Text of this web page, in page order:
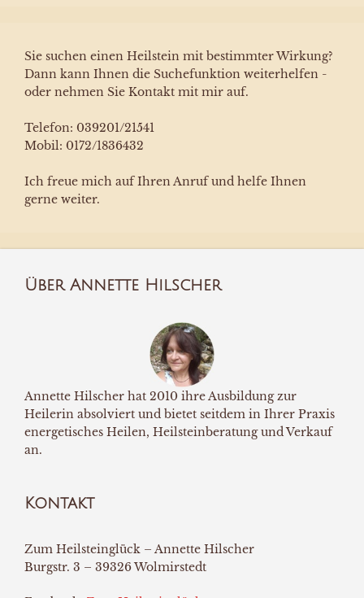
Sie suchen einen Heilstein mit bestimmter Wirkung?
Dann kann Ihnen die Suchefunktion weiterhelfen -
oder nehmen Sie Kontakt mit mir auf.
Telefon: 039201/21541
Mobil: 0172/1836432
Ich freue mich auf Ihren Anruf und helfe Ihnen
gerne weiter.
Über Annette Hilscher
Annette Hilscher hat 2010 ihre Ausbildung zur
Heilerin absolviert und bietet seitdem in Ihrer Praxis
energetisches Heilen, Heilsteinberatung und Verkauf
an.
Kontakt
Zum Heilsteinglück – Annette Hilscher
Burgstr. 3 – 39326 Wolmirstedt